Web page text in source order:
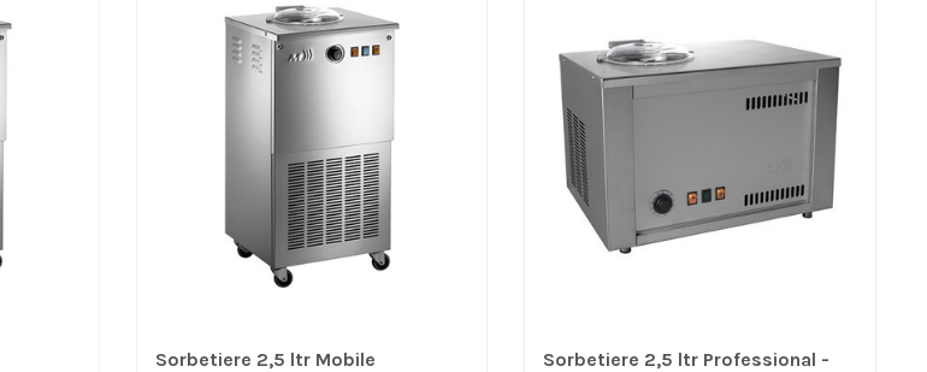
Sorbetiere 2,5 ltr Mobile
Sorbetiere 2,5 ltr Professional -